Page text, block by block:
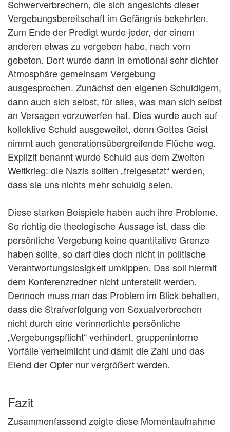
Schwerverbrechern, die sich angesichts dieser
Vergebungsbereitschaft im Gefängnis bekehrten.
Zum Ende der Predigt wurde jeder, der einem
anderen etwas zu vergeben habe, nach vorn
gebeten. Dort wurde dann in emotional sehr dichter
Atmosphäre gemeinsam Vergebung
ausgesprochen. Zunächst den eigenen Schuldigern,
dann auch sich selbst, für alles, was man sich selbst
an Versagen vorzuwerfen hat. Dies wurde auch auf
kollektive Schuld ausgeweitet, denn Gottes Geist
nimmt auch generationsübergreifende Flüche weg.
Explizit benannt wurde Schuld aus dem Zweiten
Weltkrieg: die Nazis sollten „freigesetzt“ werden,
dass sie uns nichts mehr schuldig seien.
Diese starken Beispiele haben auch ihre Probleme.
So richtig die theologische Aussage ist, dass die
persönliche Vergebung keine quantitative Grenze
haben sollte, so darf dies doch nicht in politische
Verantwortungslosigkeit umkippen. Das soll hiermit
dem Konferenzredner nicht unterstellt werden.
Dennoch muss man das Problem im Blick behalten,
dass die Strafverfolgung von Sexualverbrechen
nicht durch eine verinnerlichte persönliche
„Vergebungspflicht“ verhindert, gruppeninterne
Vorfälle verheimlicht und damit die Zahl und das
Elend der Opfer nur vergrößert werden.
Fazit
Zusammenfassend zeigte diese Momentaufnahme